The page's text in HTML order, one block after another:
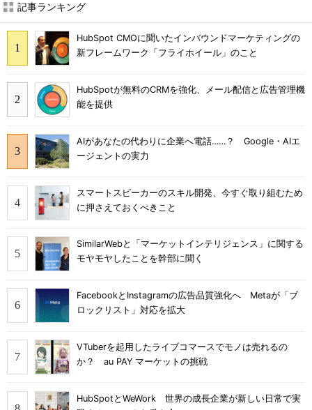
記事ランキング
HubSpot CMOに聞いたインバウンドマーケティングの
新フレームワーク「フライホイール」のこと
HubSpotが無料のCRMを強化、メール配信と広告管理機
能を提供
AIがあなたの代わりに企業へ電話……？ Google・AIエ
ージェントの実力
スマートスピーカーのスキル開発、今すぐ取り組むため
に押さえておくべきこと
SimilarWebと「マーケットインテリジェンス」に関する
モヤモヤしたことを幹部に聞く
FacebookとInstagramの広告品質強化へ Metaが「ブ
ロックリスト」対応を拡大
VTuberを起用したライブコマースでモノは売れるの
か？ au PAY マーケットの挑戦
HubSpotとWeWork 世界の成長企業が新しい日常で実